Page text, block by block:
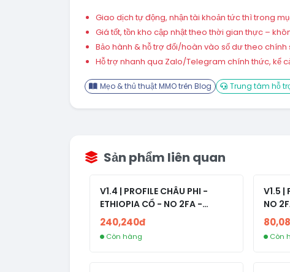
Giao dịch tự động, nhận tài khoản tức thì trong
Giá tốt, tồn kho cập nhật theo thời gian thực –
Bảo hành & hỗ trợ đổi/hoàn vào số dư theo chính
Hỗ trợ nhanh qua Zalo/Telegram chính thức, kể
Mẹo & thủ thuật MMO trên Blog Trung tâm hỗ
Sản phẩm liên quan
V1.4 | PROFILE CHÂU PHI -
ETHIOPIA CỔ - NO 2FA -
RANDOM BẠN BÈ
240,240đ
Còn hàng
V1.5 |
NO
Còn